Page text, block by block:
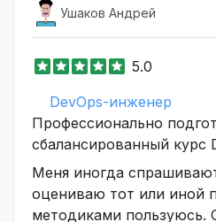
Ушаков Андрей
5.0
DevOps-инженер
Профессионально
сбалансированный курс
Меня иногда
оцениваю тот или иной
методиками